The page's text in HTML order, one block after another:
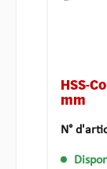
HSS-
mm
N°